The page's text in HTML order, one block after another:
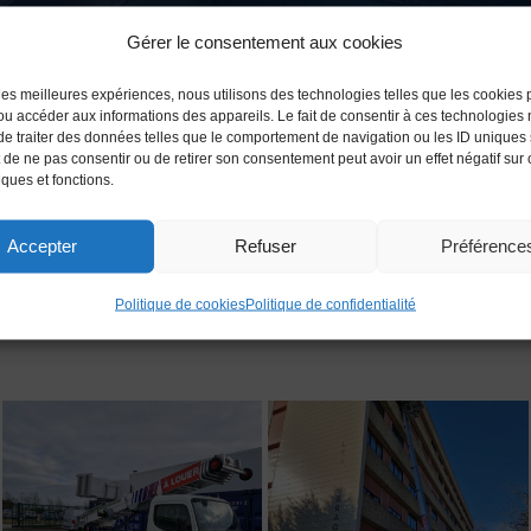
Gérer le consentement aux cookies
meilleures expériences, nous utilisons des technologies telles que les cookies
accéder aux informations des appareils. Le fait de consentir à ces technologies
traiter des données telles que le comportement de navigation ou les ID uniques
de ne pas consentir ou de retirer son consentement peut avoir un effet négatif sur
et fonctions.
Accepter Refuser
Politique de cookiesPolitique de confidentialité
service de location Monte
maritime: Il y a beaucoup d’avantages à louer un monte